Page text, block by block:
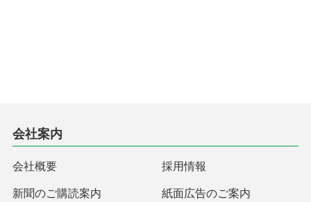
会社案内
会社概要 採用情報
新聞のご購読案内 紙面広告のご案内